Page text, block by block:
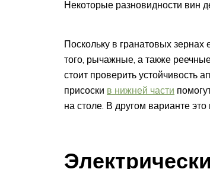
Некоторые разновидности вин
Поскольку в гранатовых
того, рычажные, а также
стоит проверить устойчивость
присоски в нижней части
на столе. В другом варианте